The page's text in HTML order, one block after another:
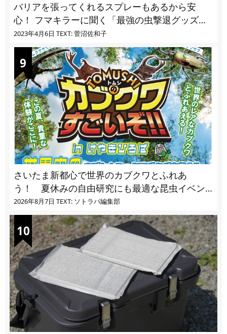
バリアを張ってくれるスプレーもあるから安
心！ フマキラーに聞く「最強の虫撃退グッズ
vol.4」【キャンプサイトで使う虫よけ】
2023年4月6日 TEXT: 菅沼佐和子
さいたま新都心で世界のカブクワとふれあ
う！ 夏休みの自由研究にも最適な昆虫イベン
ト
2026年8月7日 TEXT: ソトラバ編集部